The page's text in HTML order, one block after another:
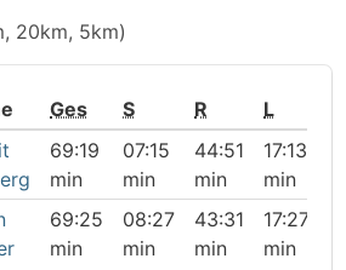
20km, 5km)
Ges S R
L
69:19
min
07:15
min
44:51
min
17:13
min
69:25
min
08:27
min
43:31
min
17:27
min